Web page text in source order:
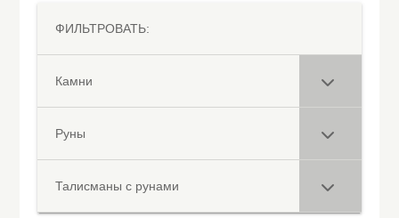
ФИЛЬТРОВАТЬ:
Камни
Руны
Талисманы с рунами